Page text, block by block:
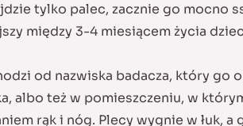
tylko palec, zacznie go mocno
między 3-4 miesiącem życia
od nazwiska badacza, który go
albo też w pomieszczeniu, w
rąk i nóg. Plecy wygnie w łuk,